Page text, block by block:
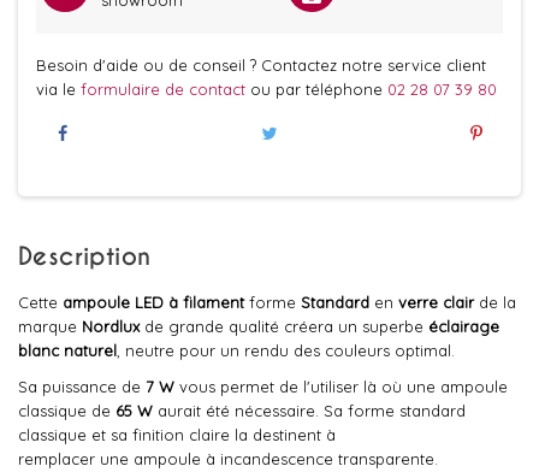
Besoin d'aide ou de conseil ? Contactez notre service client
via le formulaire de contact ou par téléphone 02 28 07 39 80
Description
Cette ampoule LED à filamentforme Standard en verre clair de la
marque Nordluxde grande qualité créera un superbe éclairage
blanc naturel , neutre pour un rendu des couleurs optimal.
Sa puissance de 7 W vous permet de l'utiliser là où une ampoule
classique de 65 W aurait été nécessaire. Sa forme standard
classique et sa finition claire la destinent à
remplacer une ampoule à incandescence transparente.